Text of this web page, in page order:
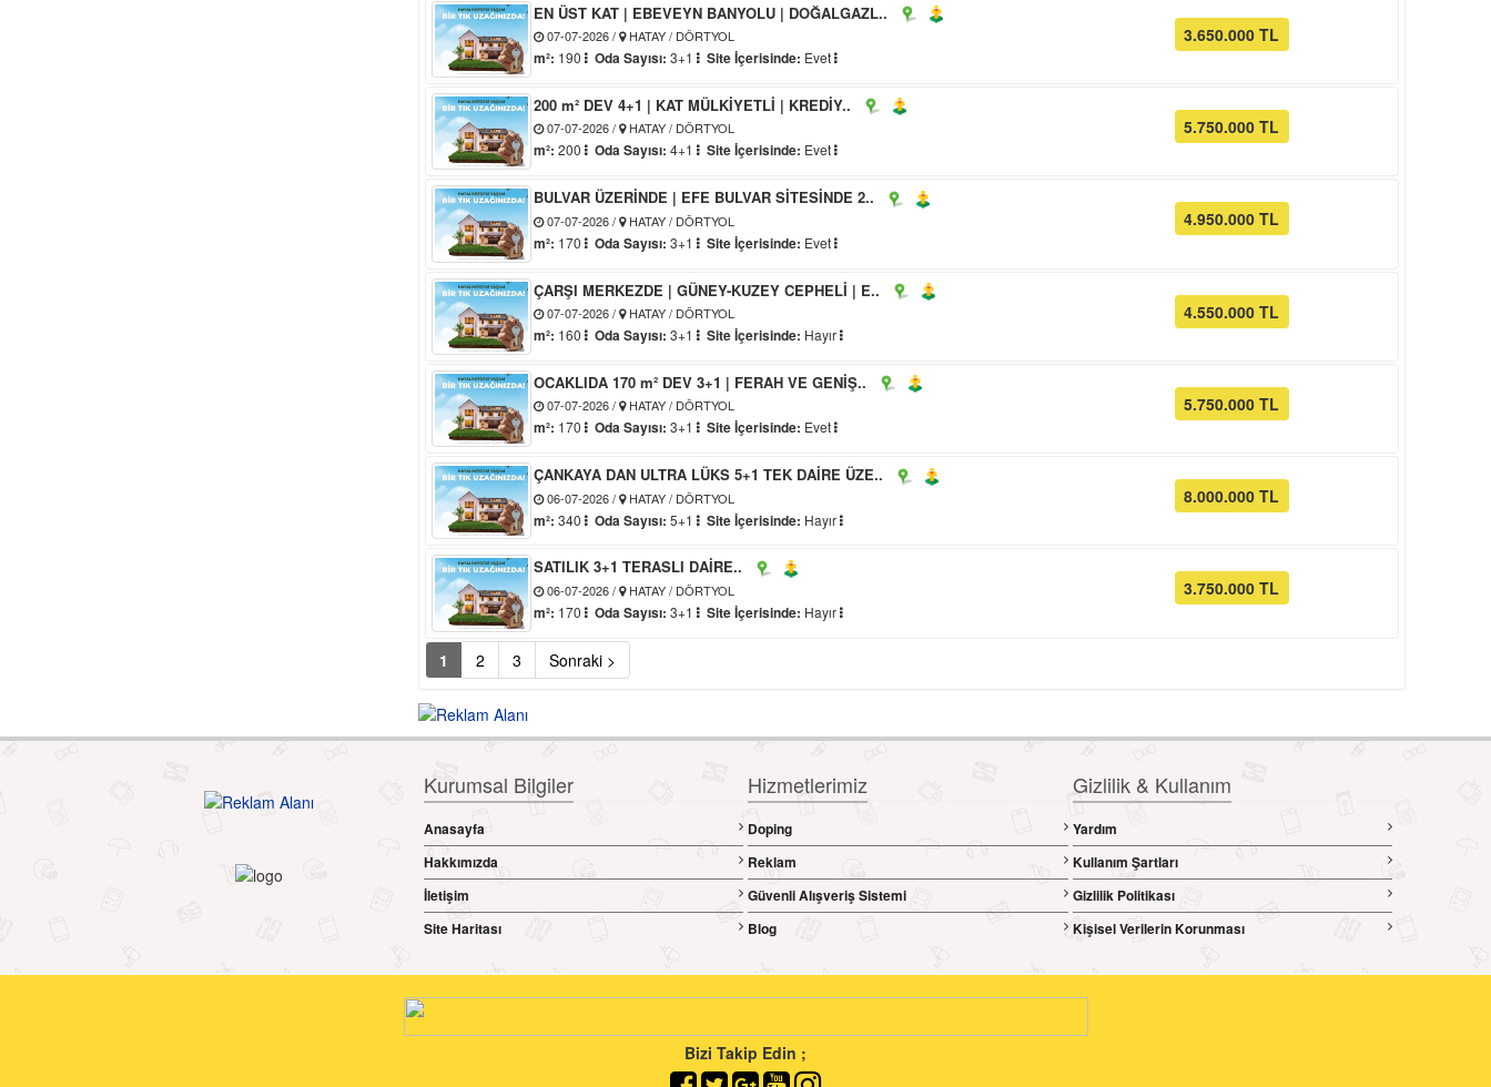
EN ÜST KAT | EBEVEYN BANYOLU | DOĞALGAZL..
07-07-2026 / HATAY / DÖRTYOL
m²: 190 Oda Sayısı: 3+1 Site İçerisinde: Evet
3.650.000 TL
200 m² DEV 4+1 | KAT MÜLKİYETLİ | KREDİY..
07-07-2026 / HATAY / DÖRTYOL
m²: 200 Oda Sayısı: 4+1 Site İçerisinde: Evet
5.750.000 TL
BULVAR ÜZERİNDE | EFE BULVAR SİTESİNDE 2..
07-07-2026 / HATAY / DÖRTYOL
m²: 170 Oda Sayısı: 3+1 Site İçerisinde: Evet
4.950.000 TL
ÇARŞI MERKEZDE | GÜNEY-KUZEY CEPHELİ | E..
07-07-2026 / HATAY / DÖRTYOL
m²: 160 Oda Sayısı: 3+1 Site İçerisinde: Hayır
4.550.000 TL
OCAKLIDA 170 m² DEV 3+1 | FERAH VE GENİŞ..
07-07-2026 / HATAY / DÖRTYOL
m²: 170 Oda Sayısı: 3+1 Site İçerisinde: Evet
5.750.000 TL
ÇANKAYA DAN ULTRA LÜKS 5+1 TEK DAİRE ÜZE..
06-07-2026 / HATAY / DÖRTYOL
m²: 340 Oda Sayısı: 5+1 Site İçerisinde: Hayır
8.000.000 TL
SATILIK 3+1 TERASLI DAİRE..
06-07-2026 / HATAY / DÖRTYOL
m²: 170 Oda Sayısı: 3+1 Site İçerisinde: Hayır
3.750.000 TL
1 2 3 Sonraki >
Kurumsal Bilgiler
Anasayfa
Hakkımızda
İletişim
Site Haritası
Hizmetlerimiz
Doping
Reklam
Güvenli Alışveriş Sistemi
Blog
Gizlilik & Kullanım
Yardım
Kullanım Şartları
Gizlilik Politikası
Kişisel Verilerin Korunması
Bizi Takip Edin ;